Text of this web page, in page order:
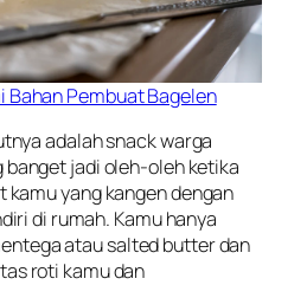
Pembuat Bagelen
adalah snack warga
banget jadi oleh-oleh ketika
kamu yang kangen dengan
di rumah. Kamu hanya
atausalted butterdan
roti kamu dan